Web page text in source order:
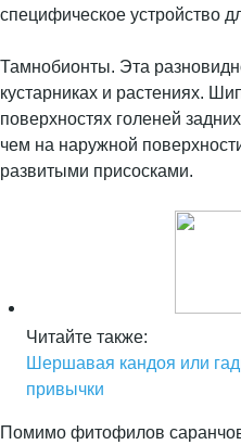
специфическое устройство
Тамнобионты. Эта
кустарниках и растениях.
поверхностях голеней
чем на наружной
развитыми присосками.
Читайте также:
Шершавая кандоя или
привычки
Помимо фитофилов